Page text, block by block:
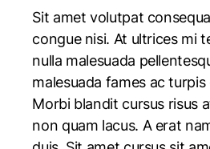
Sit amet volutpat
congue nisi. At ultrices mi
nulla malesuada
malesuada fames ac turpis
Morbi blandit cursus risus
non quam lacus. A erat